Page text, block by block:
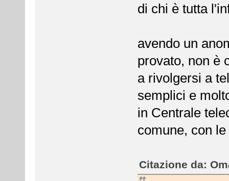
di chi è tutta
avendo un
provato, non è
a rivolgersi a
semplici e
in Centrale
comune, con
Citazione da: